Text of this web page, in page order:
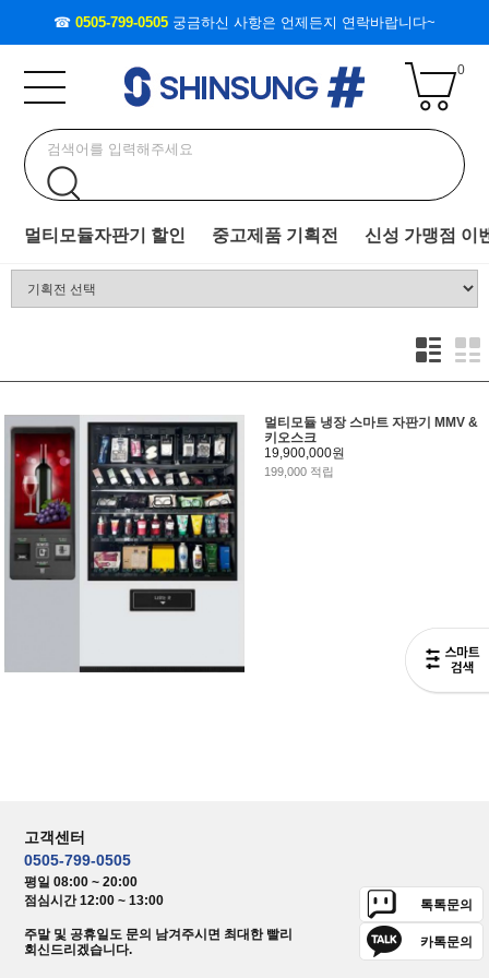
☎ 0505-799-0505 궁금하신 사항은 언제든지 연락바랍니다~
0
멀티모듈자판기 할인 중고제품 기획전 신성 가맹점 이
멀티모듈 냉장 스마트 자판기 MMV &
키오스크
19,900,000원
199,000 적립
고객센터
0505-799-0505
평일 08:00 ~ 20:00
점심시간 12:00 ~ 13:00
주말 및 공휴일도 문의 남겨주시면 최대한 빨리
회신드리겠습니다.
톡톡문의
카톡문의